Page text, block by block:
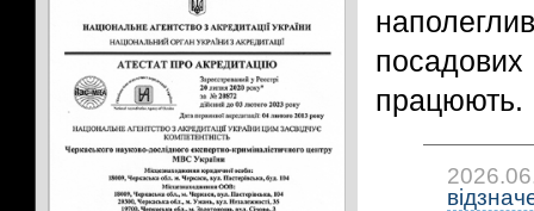
працюють.